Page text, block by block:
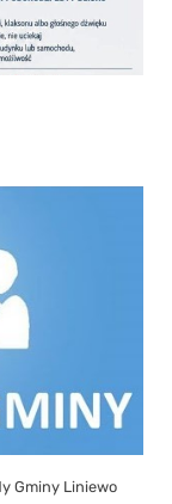
Gminy Liniewo